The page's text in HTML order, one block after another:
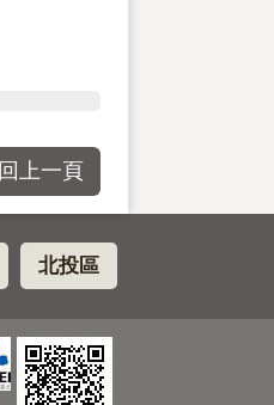
回上一頁
北投區